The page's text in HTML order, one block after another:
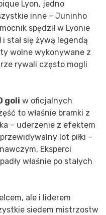
Lyon, jedno
inne – Juninho
spędził w Lyonie
stał się żywą legendą
wolne wykonywane z
rywali często mogli
goli w oficjalnych
to właśnie bramki z
– uderzenie z efektem
lot piłki –
Eksperci
właśnie po stałych
ale i liderem
siedem mistrzostw